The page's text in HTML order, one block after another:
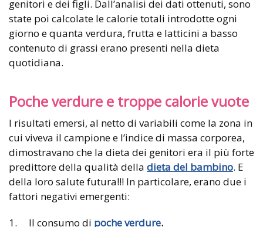
genitori e dei figli. Dall’analisi dei dati ottenuti, sono
state poi calcolate le calorie totali introdotte ogni
giorno e quanta verdura, frutta e latticini a basso
contenuto di grassi erano presenti nella dieta
quotidiana.
Poche verdure e troppe calorie vuote
I risultati emersi, al netto di variabili come la zona in
cui viveva il campione e l’indice di massa corporea,
dimostravano che la dieta dei genitori era il più forte
predittore della qualità della dieta del bambino. E
della loro salute futura!!! In particolare, erano due i
fattori negativi emergenti:
1. Il consumo di poche verdure.